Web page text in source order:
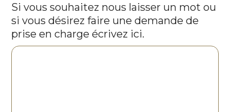
Si vous souhaitez nous laisser un mot ou
si vous désirez faire une demande de
prise en charge écrivez ici.